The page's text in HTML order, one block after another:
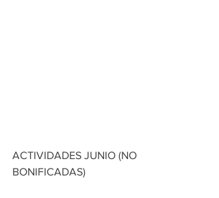
ACTIVIDADES JUNIO (NO
BONIFICADAS)